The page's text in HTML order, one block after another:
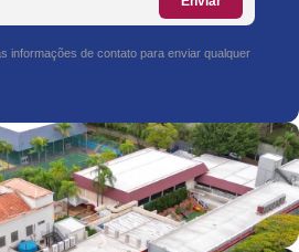
informações de contato para enviar qualquer